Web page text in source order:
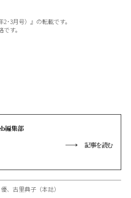
･3月号）』の転載です。
す。
編集部
記事を読む
、古里典子（本誌）